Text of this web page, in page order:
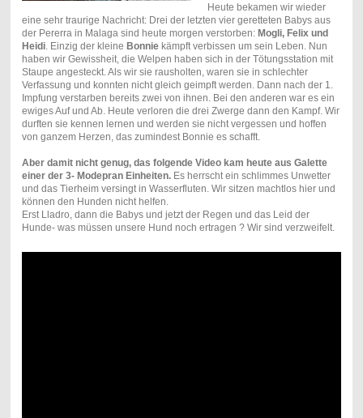
Heute bekamen wir wieder
eine sehr traurige Nachricht: Drei der letzten vier geretteten Babys aus
der Pererra in Malaga sind heute morgen verstorben: Mogli, Felix und
Heidi. Einzig der kleine Bonniekämpft verbissen um sein Leben. Nun
haben wir Gewissheit, die Welpen haben sich in der Tötungsstation mit
Staupe angesteckt. Als wir sie rausholten, waren sie in schlechter
Verfassung und konnten nicht gleich geimpft werden. Dann nach der 1.
Impfung verstarben bereits zwei von ihnen. Bei den anderen war es ein
ewiges Auf und Ab. Heute verloren die drei Zwerge dann den Kampf. Wir
durften sie kennen lernen und werden sie nicht vergessen und hoffen
von ganzem Herzen, das zumindest Bonnie es schafft.
Aber damit nicht genug, das folgende Video kam heute aus Galette
einer der 3- Modepran Einheiten.Es herrscht ein schlimmes Unwetter
und das Tierheim versingt in Wasserfluten. Wir sitzen machtlos hier und
können den Hunden nicht helfen.
Erst Lladro, dann die Babys und jetzt der Regen und das Leid der
Hunde- was müssen unsere Hund noch ertragen ? Wir sind verzweifelt.